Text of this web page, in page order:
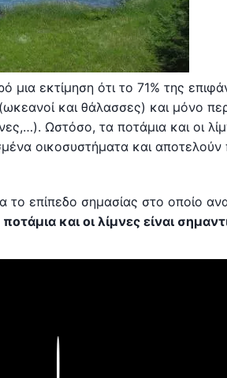
εκτίμηση ότι το 71% της
και θάλασσες) και μόνο
Ωστόσο, τα ποτάμια και οι
οικοσυστήματα και
το επίπεδο σημασίας στο οποίο
ποτάμια και οι λίμνες είναι